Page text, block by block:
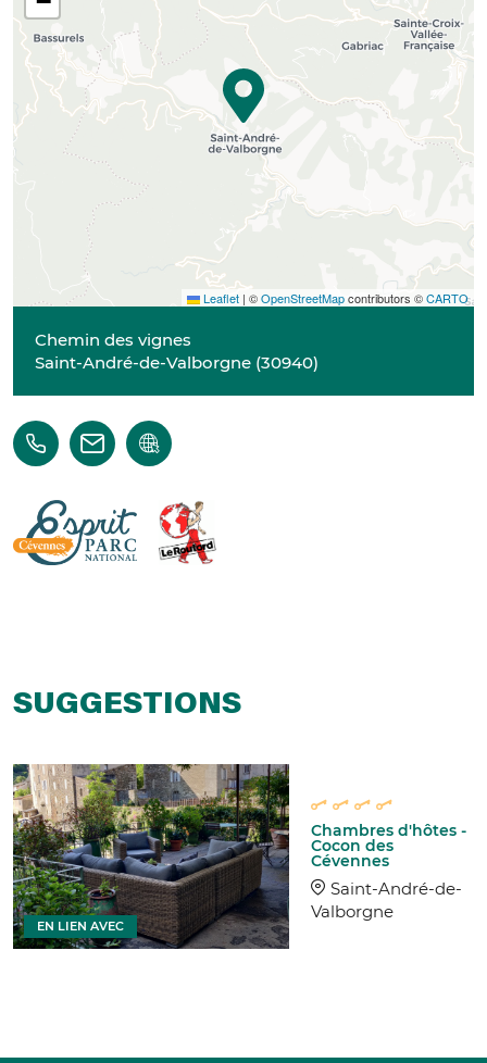
Leaflet | ©OpenStreetMapcontributors ©CARTO
Chemin des vignes
Saint-André-de-Valborgne (30940)
SUGGESTIONS
Chambres d'hôtes -
Cocon des
Cévennes
Saint-André-de-
Valborgne
EN LIEN AVEC